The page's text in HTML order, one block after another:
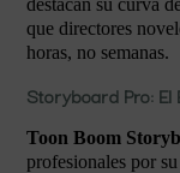
destacan su curva
que directores
horas, no semanas.
Storyboard Pro:
Toon Boom
profesionales por